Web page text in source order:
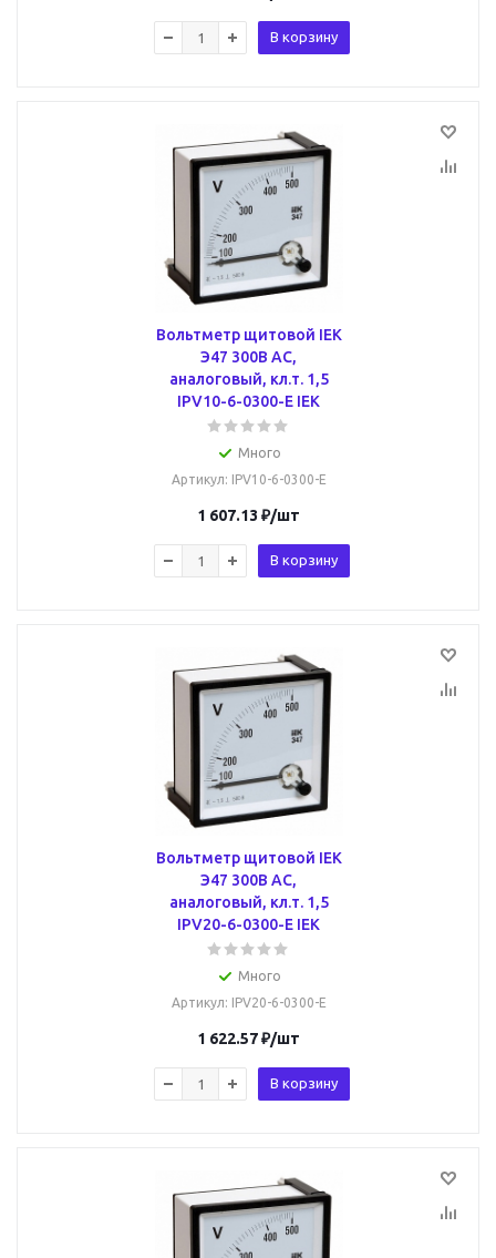
В корзину
Вольтметр щитовой IEK
Э47 300В AC,
аналоговый, кл.т. 1,5
IPV10-6-0300-E IEK
Много
Артикул: IPV10-6-0300-E
1 607.13 ₽/шт
В корзину
Вольтметр щитовой IEK
Э47 300В AC,
аналоговый, кл.т. 1,5
IPV20-6-0300-E IEK
Много
Артикул: IPV20-6-0300-E
1 622.57₽/шт
В корзину